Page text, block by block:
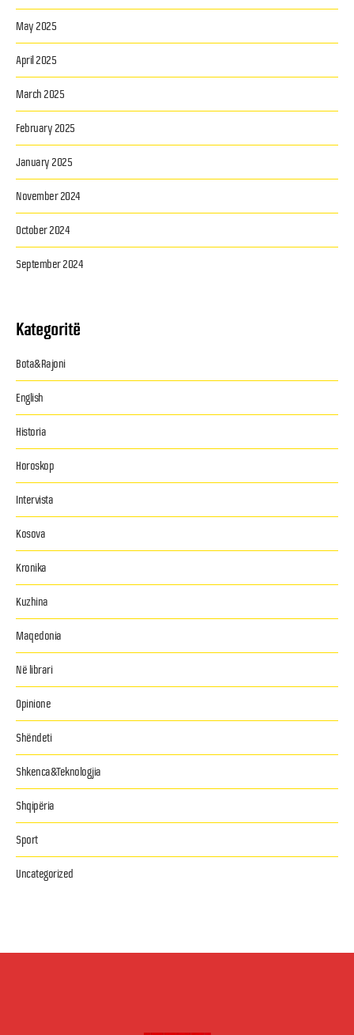
May 2025
April 2025
March 2025
February 2025
January 2025
November 2024
October 2024
September 2024
Kategoritë
Bota&Rajoni
English
Historia
Horoskop
Intervista
Kosova
Kronika
Kuzhina
Maqedonia
Në librari
Opinione
Shëndeti
Shkenca&Teknologjia
Shqipëria
Sport
Uncategorized